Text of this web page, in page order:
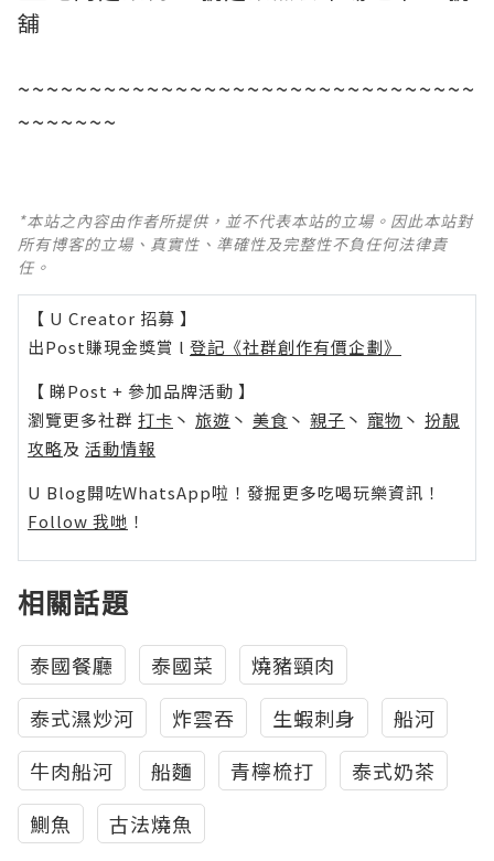
舖
~~~~~~~~~~~~~~~~~~~~~~~~~~~~~~~~
~~~~~~~
*本站之內容由作者所提供，並不代表本站的立場。因此本站對
所有博客的立場、真實性、準確性及完整性不負任何法律責
任。
【 U Creator 招募 】
出Post賺現金獎賞 l 登記《社群創作有價企劃》
【 睇Post + 參加品牌活動 】
瀏覽更多社群 打卡 丶 旅遊 丶 美食 丶 親子 丶 寵物 丶 扮靚
攻略及 活動情報
U Blog開咗WhatsApp啦！發掘更多吃喝玩樂資訊！
Follow 我哋 ！
相關話題
泰國餐廳 泰國菜
燒豬頸肉
泰式濕炒河
炸雲吞 生蝦刺身
船河
牛肉船河
船麵 青檸梳打
泰式奶茶
鰂魚
古法燒魚